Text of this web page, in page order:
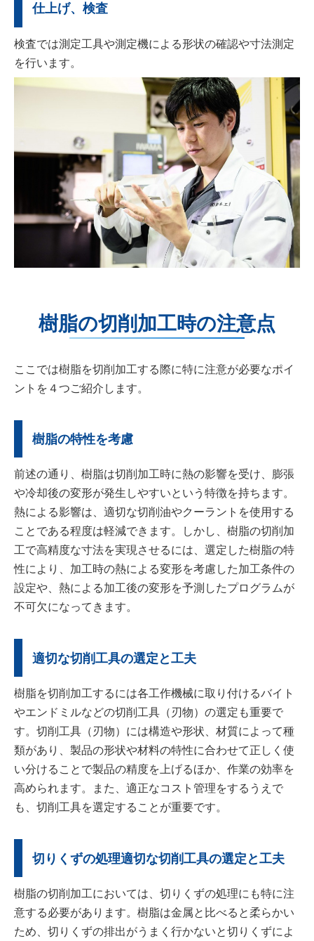
仕上げ、検査
検査では測定工具や測定機による形状の確認や寸法測定
を行います。
樹脂の切削加工時の注意点
ここでは樹脂を切削加工する際に特に注意が必要なポイ
ントを４つご紹介します。
樹脂の特性を考慮
前述の通り、樹脂は切削加工時に熱の影響を受け、膨張
や冷却後の変形が発生しやすいという特徴を持ちます。
熱による影響は、適切な切削油やクーラントを使用する
ことである程度は軽減できます。しかし、樹脂の切削加
工で高精度な寸法を実現させるには、選定した樹脂の特
性により、加工時の熱による変形を考慮した加工条件の
設定や、熱による加工後の変形を予測したプログラムが
不可欠になってきます。
適切な切削工具の選定と工夫
樹脂を切削加工するには各工作機械に取り付けるバイト
やエンドミルなどの切削工具（刃物）の選定も重要で
す。切削工具（刃物）には構造や形状、材質によって種
類があり、製品の形状や材料の特性に合わせて正しく使
い分けることで製品の精度を上げるほか、作業の効率を
高められます。また、適正なコスト管理をするうえで
も、切削工具を選定することが重要です。
切りくずの処理適切な切削工具の選定と工夫
樹脂の切削加工においては、切りくずの処理にも特に注
意する必要があります。樹脂は金属と比べると柔らかい
ため、切りくずの排出がうまく行かないと切りくずによ